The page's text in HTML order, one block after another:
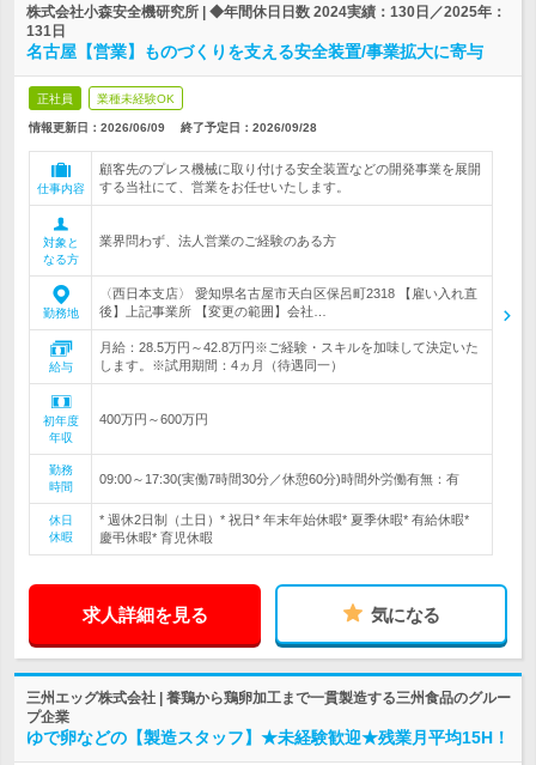
株式会社小森安全機研究所 | ◆年間休日日数 2024実績：130日／2025年：
131日
名古屋【営業】ものづくりを支える安全装置/事業拡大に寄与
正社員 業種未経験OK
情報更新日：2026/06/09 終了予定日： 2026/09/28
仕事内容
顧客先のプレス機械に取り付ける安全装置などの開発事業を展開
する当社にて、営業をお任せいたします。
対象と
なる方
業界問わず、法人営業のご経験のある方
勤務地
〈西日本支店〉 愛知県名古屋市天白区保呂町2318 【雇い入れ直
後】上記事業所 【変更の範囲】会社…
給与
月給：28.5万円～42.8万円※ご経験・スキルを加味して決定いた
します。※試用期間：4ヵ月（待遇同一）
初年度
年収
400万円～600万円
勤務
時間
09:00～17:30(実働7時間30分／休憩60分)時間外労働有無：有
休日
休暇
* 週休2日制（土日）* 祝日* 年末年始休暇* 夏季休暇* 有給休暇*
慶弔休暇* 育児休暇
求人詳細を見る 気になる
三州エッグ株式会社 | 養鶏から鶏卵加工まで一貫製造する三州食品のグルー
プ企業
ゆで卵などの【製造スタッフ】★未経験歓迎★残業月平均15H！